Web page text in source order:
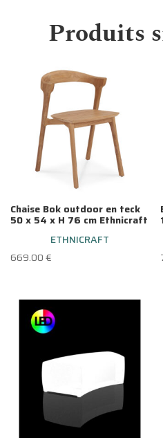
Produits
Chaise Bok outdoor en teck
50 x 54 x H 76 cm Ethnicraft
ETHNICRAFT
669.00€